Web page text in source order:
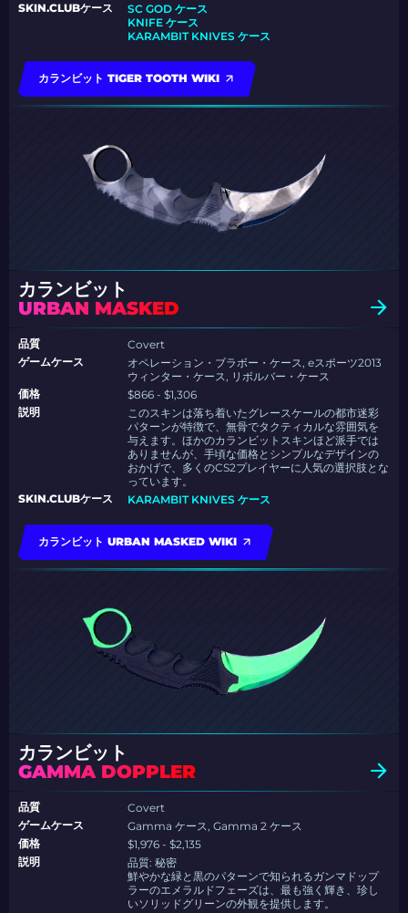
SKIN.CLUBケース
SC GOD ケース
KNIFE ケース
KARAMBIT KNIVES ケース
カランビット TIGER TOOTH WIKI
カランビット
URBAN MASKED
品質
Covert
ゲームケース
オペレーション・ブラボー・ケース, eスポーツ2013
ウィンター・ケース, リボルバー・ケース
価格
$866 - $1,306
説明
このスキンは落ち着いたグレースケールの都市迷彩
パターンが特徴で、無骨でタクティカルな雰囲気を
与えます。ほかのカランビットスキンほど派手では
ありませんが、手頃な価格とシンプルなデザインの
おかげで、多くのCS2プレイヤーに人気の選択肢とな
っています。
SKIN.CLUBケース
KARAMBIT KNIVES ケース
カランビット URBAN MASKED WIKI
カランビット
GAMMA DOPPLER
品質
Covert
ゲームケース
Gamma ケース, Gamma 2 ケース
価格
$1,976 - $2,135
説明
品質:秘密
鮮やかな緑と黒のパターンで知られるガンマドップ
ラーのエメラルドフェーズは、最も強く輝き、珍し
いソリッドグリーンの外観を提供します。